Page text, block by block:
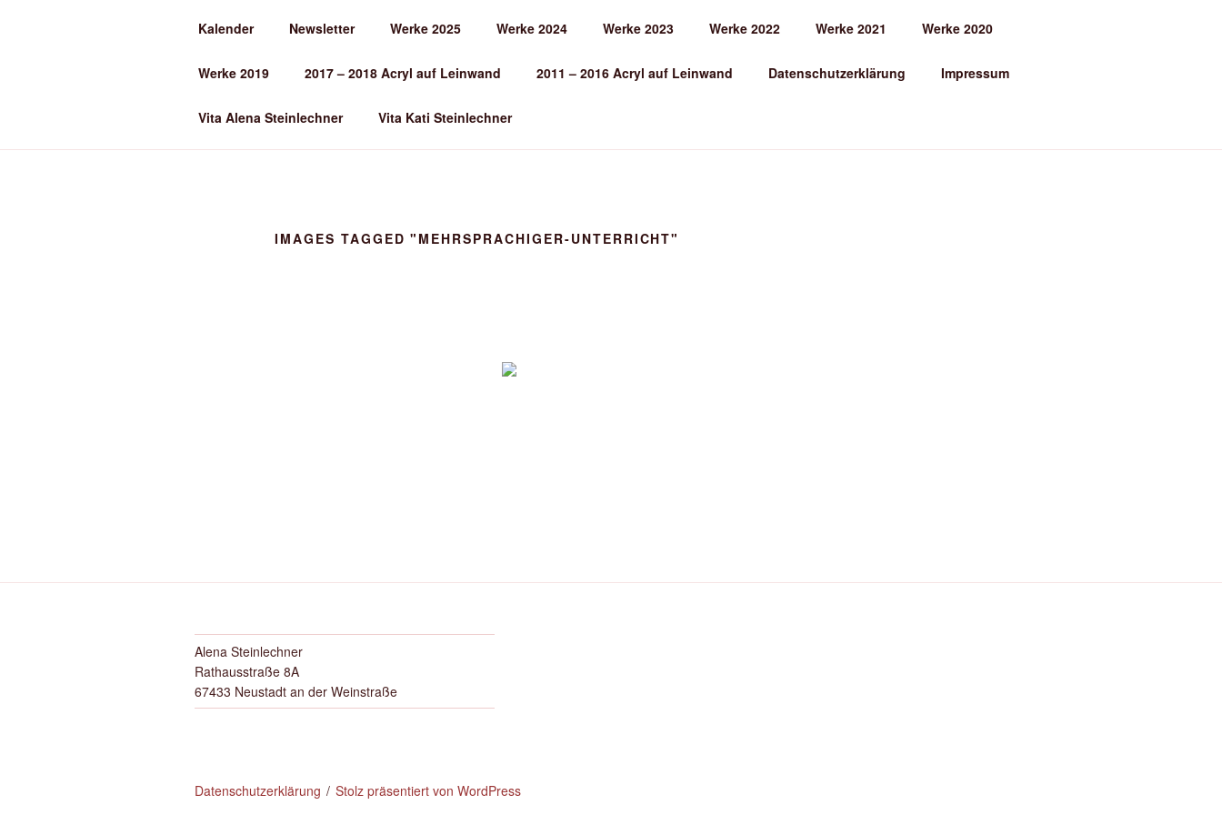
ALENA STEINLECHNER
Kalender Newsletter Werke 2025 Werke 2024 Werke 2023 Werke 2022 Werke 2021 Werke 2020
Werke 2019 2017 – 2018 Acryl auf Leinwand 2011 – 2016 Acryl auf Leinwand Datenschutzerklärung Impressum
Vita Alena Steinlechner Vita Kati Steinlechner
IMAGES TAGGED "MEHRSPRACHIGER-UNTERRICHT"
Alena Steinlechner
Rathausstraße 8A
67433 Neustadt an der Weinstraße
Datenschutzerklärung Stolz präsentiert von WordPress